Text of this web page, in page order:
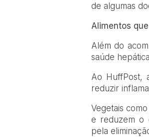
de algumas
Alimentos
Além do
saúde
Ao HuffPost,
reduzir
Vegetais
e reduzem o
pela